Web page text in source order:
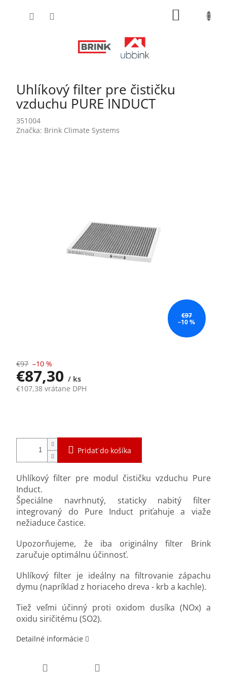
Uhlíkový filter pre čističku
vzduchu PURE INDUCT
351004
Značka: Brink Climate Systems
€97
–10 %
€97 –10 %
€87,30/ ks
€107,38 vrátane DPH
Pridať do košíka
Uhlíkový filter pre modul čističku vzduchu Pure
Induct.
Špeciálne navrhnutý, staticky nabitý filter
integrovaný do Pure Induct priťahuje a viaže
nežiaduce častice.
Upozorňujeme, že iba originálny filter Brink
zaručuje optimálnu účinnosť.
Uhlíkový filter je ideálny na filtrovanie zápachu
dymu (napríklad z horiaceho dreva - krb a kachle).
Tiež veľmi účinný proti oxidom dusíka (NOx) a
oxidu siričitému (SO2).
Detailné informácie